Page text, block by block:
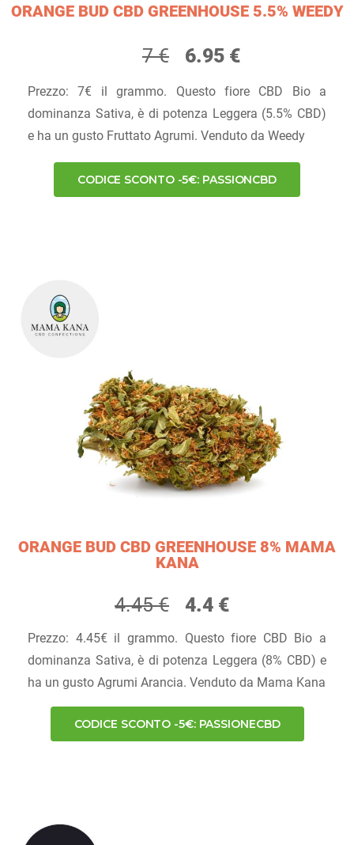
ORANGE BUD CBD GREENHOUSE 5.5% WEEDY
7 € 6.95 €
Prezzo: 7€ il grammo. Questo fiore CBD Bio a
dominanza Sativa, è di potenza Leggera (5.5% CBD)
e ha un gusto Fruttato Agrumi. Venduto da Weedy
CODICE SCONTO -5€: PASSIONCBD
ORANGE BUD CBD GREENHOUSE 8% MAMA
KANA
4.45 € 4.4 €
Prezzo: 4.45€ il grammo. Questo fiore CBD Bio a
dominanza Sativa, è di potenza Leggera (8% CBD) e
ha un gusto Agrumi Arancia. Venduto da Mama Kana
CODICE SCONTO -5€: PASSIONECBD